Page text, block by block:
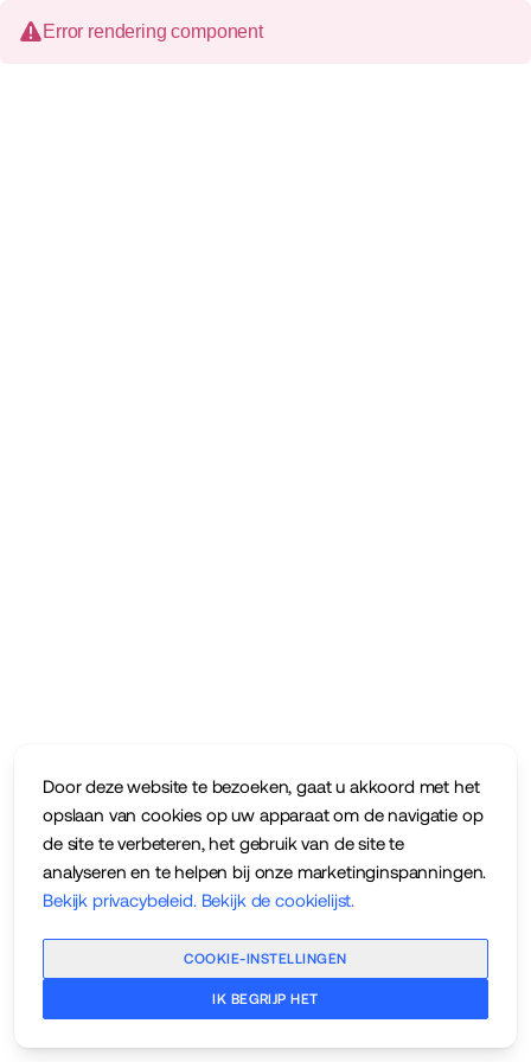
Door deze website te bezoeken, gaat u akkoord met het
opslaan van cookies op uw apparaat om de navigatie op
de site te verbeteren, het gebruik van de site te
analyseren en te helpen bij onze marketinginspanningen.
Bekijk privacybeleid. Bekijk de cookielijst.
COOKIE-INSTELLINGEN
IK BEGRIJP HET
Error rendering component